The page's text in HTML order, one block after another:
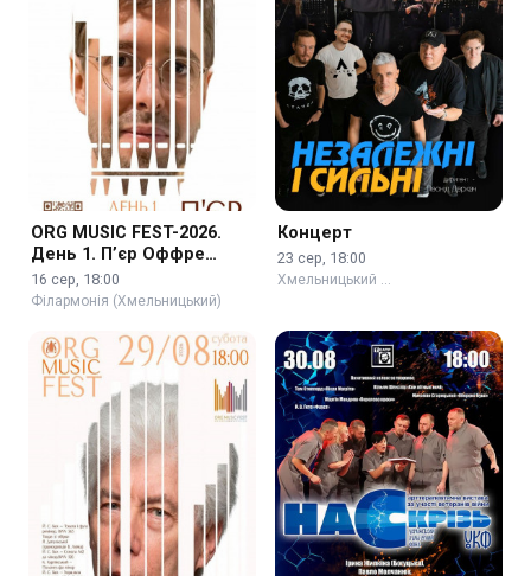
ORG MUSIC FEST-2026.
День 1. П’єр Оффре
(Франція)
16 сер, 18:00
Філармонія (Хмельницький)
Концерт
23 сер, 18:00
Хмельницький …